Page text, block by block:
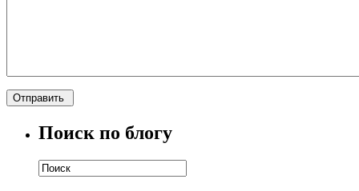
Поиск по блогу